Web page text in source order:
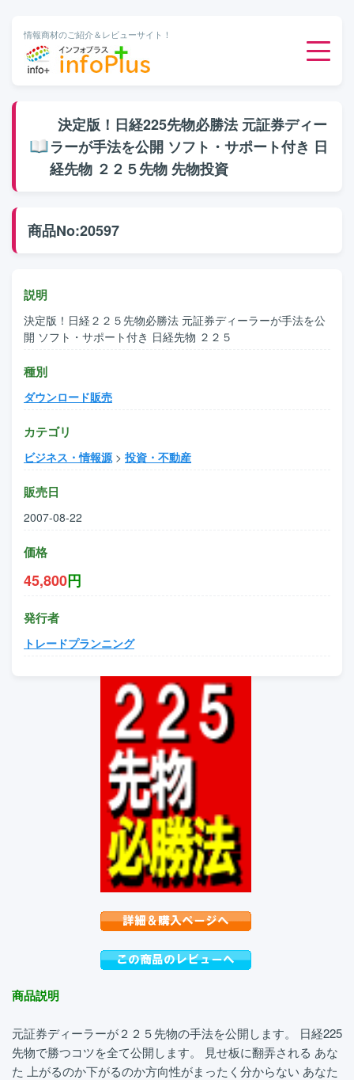
情報商材のご紹介＆レビューサイト！
有料メルマガ
決定版！日経225先物必勝法 元証券ディー
ラーが手法を公開 ソフト・サポート付き 日
経先物 ２２５先物 先物投資
商品No:20597
説明
決定版！日経２２５先物必勝法 元証券ディーラーが手法を公
開 ソフト・サポート付き 日経先物 ２２５
種別
ダウンロード販売
カテゴリ
ビジネス・情報源> 投資・不動産
販売日
2007-08-22
価格
45,800円
発行者
トレードプランニング
商品説明
元証券ディーラーが２２５先物の手法を公開します。 日経225
先物で勝つコツを全て公開します。 見せ板に翻弄される あな
た 上がるのか下がるのか方向性がまったく分からない あなた